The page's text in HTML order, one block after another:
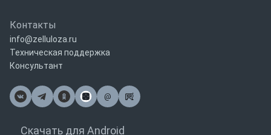
Контакты
info@zelluloza.ru
Техническая поддержка
Консультант
@
Почта
Скачать для Android